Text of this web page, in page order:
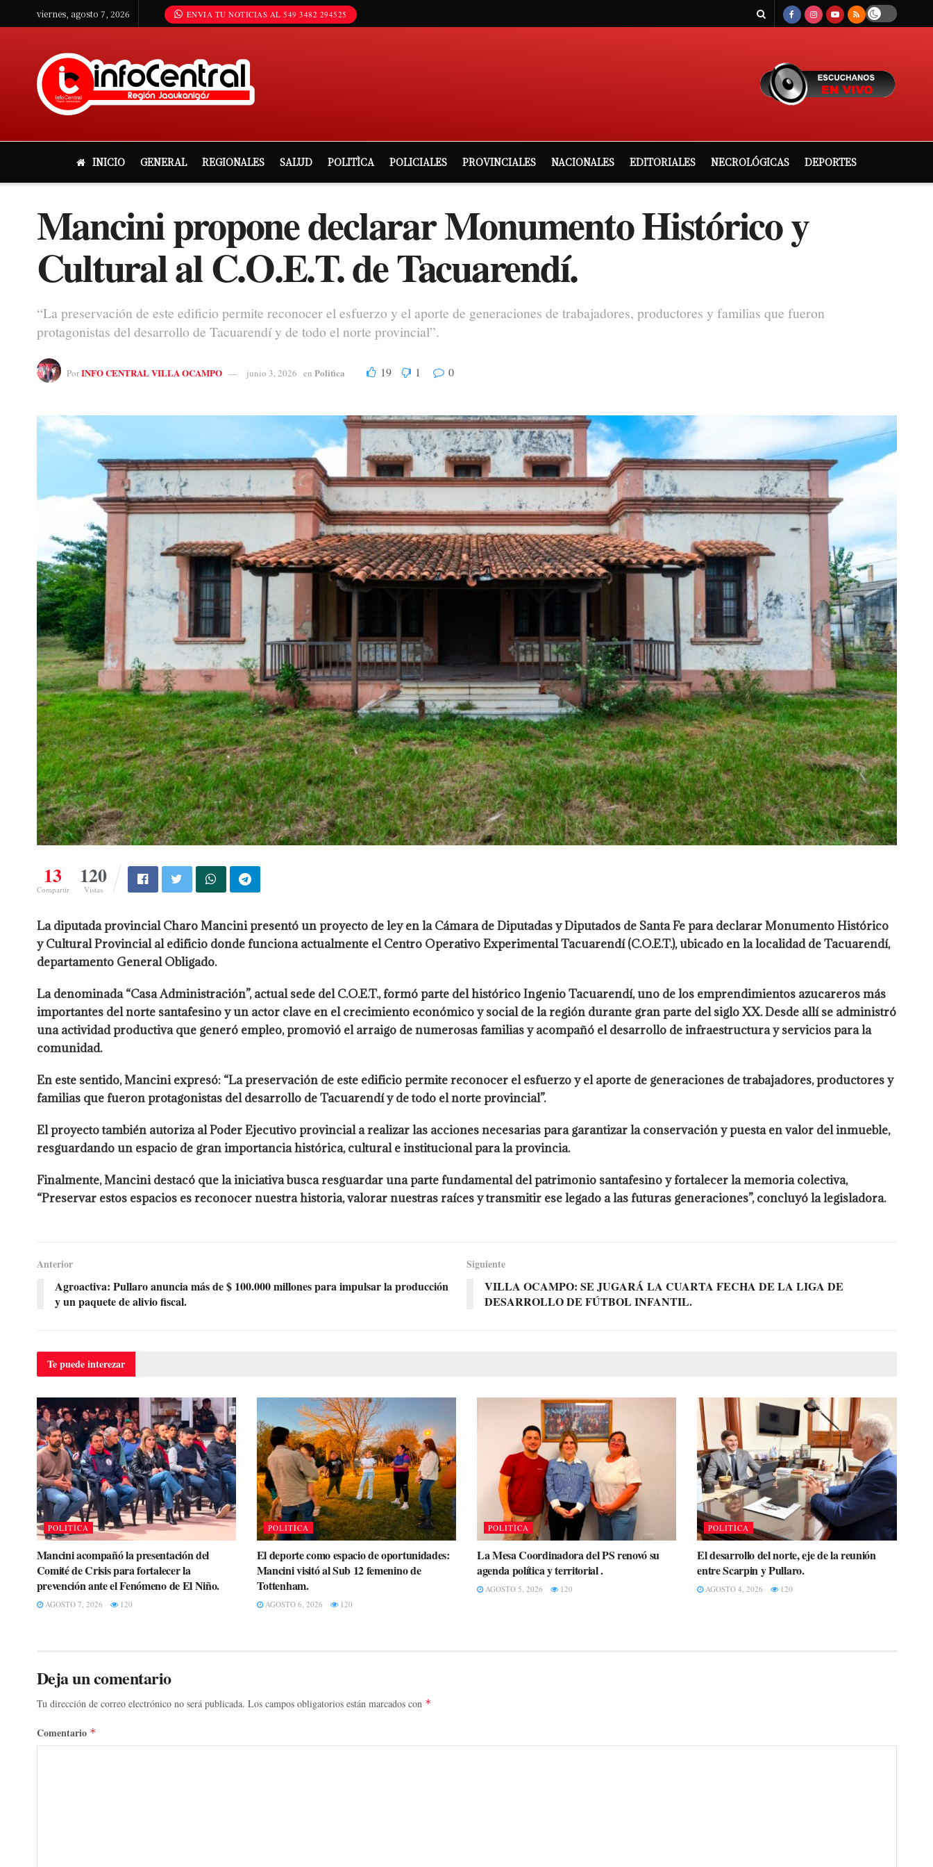
viernes, agosto 7, 2026 ENVIA TU NOTICIAS AL 549 3482 294525
INICIO GENERAL REGIONALES SALUD POLITÌCA POLICIALES PROVINCIALES NACIONALES EDITORIALES NECROLÓGICAS DEPORTES
Mancini propone declarar Monumento Histórico y
Cultural al C.O.E.T. de Tacuarendí.
“La preservación de este edificio permite reconocer el esfuerzo y el aporte de generaciones de trabajadores, productores y familias que fueron
protagonistas del desarrollo de Tacuarendí y de todo el norte provincial”.
PorINFO CENTRAL VILLA OCAMPO junio 3, 2026 en Politìca 19 1 0
13
Compartir
120
Vistas
La diputada provincial Charo Mancini presentó un proyecto de ley en la Cámara de Diputadas y Diputados de Santa Fe para declarar Monumento Histórico
y Cultural Provincial al edificio donde funciona actualmente el Centro Operativo Experimental Tacuarendí (C.O.E.T.), ubicado en la localidad de Tacuarendí,
departamento General Obligado.
La denominada “Casa Administración”, actual sede del C.O.E.T., formó parte del histórico Ingenio Tacuarendí, uno de los emprendimientos azucareros más
importantes del norte santafesino y un actor clave en el crecimiento económico y social de la región durante gran parte del siglo XX. Desde allí se administró
una actividad productiva que generó empleo, promovió el arraigo de numerosas familias y acompañó el desarrollo de infraestructura y servicios para la
comunidad.
En este sentido, Mancini expresó: “La preservación de este edificio permite reconocer el esfuerzo y el aporte de generaciones de trabajadores, productores y
familias que fueron protagonistas del desarrollo de Tacuarendí y de todo el norte provincial”.
El proyecto también autoriza al Poder Ejecutivo provincial a realizar las acciones necesarias para garantizar la conservación y puesta en valor del inmueble,
resguardando un espacio de gran importancia histórica, cultural e institucional para la provincia.
Finalmente, Mancini destacó que la iniciativa busca resguardar una parte fundamental del patrimonio santafesino y fortalecer la memoria colectiva,
“Preservar estos espacios es reconocer nuestra historia, valorar nuestras raíces y transmitir ese legado a las futuras generaciones”, concluyó la legisladora.
Anterior
Agroactiva: Pullaro anuncia más de $ 100.000 millones para impulsar la producción
y un paquete de alivio fiscal.
Siguiente
VILLA OCAMPO: SE JUGARÁ LA CUARTA FECHA DE LA LIGA DE
DESARROLLO DE FÚTBOL INFANTIL.
Te puedeinterezar
POLITÌCA
Mancini acompañó la presentación del
Comité de Crisis para fortalecer la
prevención ante el Fenómeno de El Niño.
AGOSTO 7, 2026 120
POLITÌCA
El deporte como espacio de oportunidades:
Mancini visitó al Sub 12 femenino de
Tottenham.
AGOSTO 6, 2026 120
POLITÌCA
La Mesa Coordinadora del PS renovó su
agenda política y territorial .
AGOSTO 5, 2026 120
POLITÌCA
El desarrollo del norte, eje de la reunión
entre Scarpin y Pullaro.
AGOSTO 4, 2026 120
Deja un comentario
Tu dirección de correo electrónico no será publicada. Los campos obligatorios están marcados con *
Comentario *